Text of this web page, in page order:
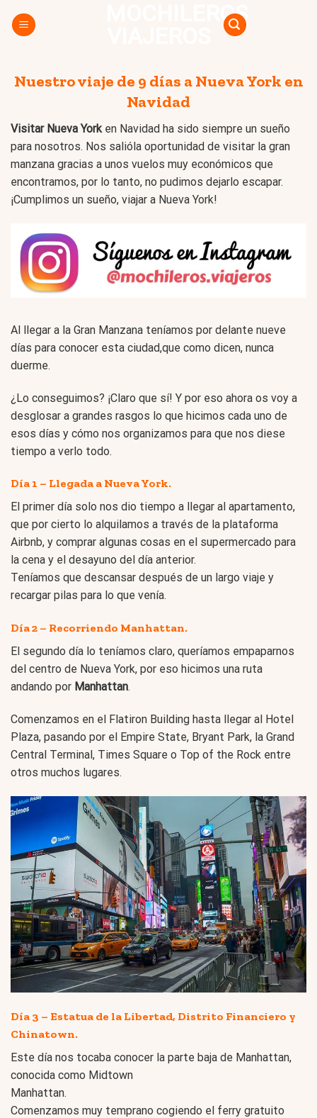
MOCHILEROS
Nuestro viaje de 9 días a Nueva York en
Navidad
Visitar Nueva Yorken Navidad ha sido siempre un sueño
para nosotros. Nos salióla oportunidad de visitar la gran
manzana gracias a unos vuelos muy económicos que
encontramos, por lo tanto, no pudimos dejarlo escapar.
¡Cumplimos un sueño, viajar a Nueva York!
Al llegar a la Gran Manzana teníamos por delante nueve
días para conocer esta ciudad,que como dicen, nunca
duerme.
¿Lo conseguimos? ¡Claro que sí! Y por eso ahora os voy a
desglosar a grandes rasgos lo que hicimos cada uno de
esos días y cómo nos organizamos para que nos diese
tiempo a verlo todo.
Día 1 – Llegada a Nueva York.
El primer día solo nos dio tiempo a llegar al apartamento,
que por cierto lo alquilamos a través de la plataforma
Airbnb, y comprar algunas cosas en el supermercado para
la cena y el desayuno del día anterior.
Teníamos que descansar después de un largo viaje y
recargar pilas para lo que venía.
Día 2 – Recorriendo Manhattan.
El segundo día lo teníamos claro, queríamos empaparnos
del centro de Nueva York, por eso hicimos una ruta
andando por Manhattan.
Comenzamos en el Flatiron Building hasta llegar al Hotel
Plaza, pasando por el Empire State, Bryant Park, la Grand
Central Terminal, Times Square o Top of the Rock entre
otros muchos lugares.
Día 3 – Estatua de la Libertad, Distrito Financiero y
Chinatown.
Este día nos tocaba conocer la parte baja de Manhattan,
conocida como Midtown
Manhattan.
Comenzamos muy temprano cogiendo el ferry gratuito